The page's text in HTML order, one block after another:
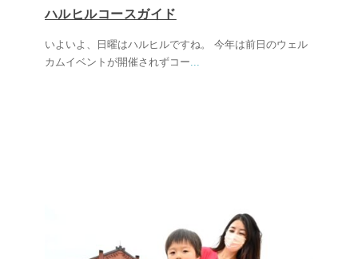
ハルヒルコースガイド
いよいよ、日曜はハルヒルですね。 今年は前日のウェル
カムイベントが開催されずコー...